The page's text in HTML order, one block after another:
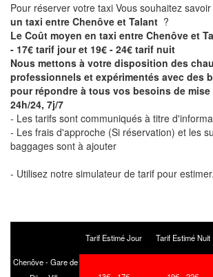
Pour réserver votre taxi Vous souhaitez savoir
un taxi entre Chenôve et Talant ?
Le Coût moyen en taxi entre Chenôve et
- 17€ tarif jour et 19€ - 24€ tarif nuit
Nous mettons à votre disposition des
professionnels et expérimentés avec des
pour répondre à tous vos besoins de
24h/24, 7j/7
- Les tarifs sont communiqués à titre
- Les frais d'approche (Si réservation) et les
baggages sont à ajouter
- Utilisez notre simulateur de tarif pour estimer.
Tarif Estimé Jour Tarif Estimé Nuit
Chenôve - Gare de